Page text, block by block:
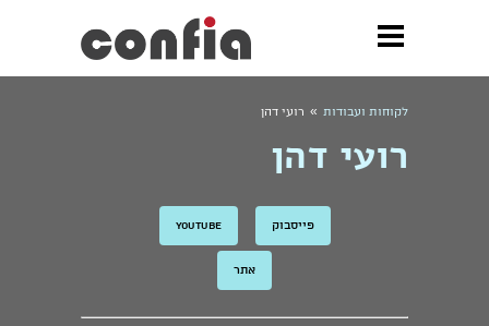
לקוחות ועבודות » רועי דהן
רועי דהן
פייסבוק Youtube
אתר